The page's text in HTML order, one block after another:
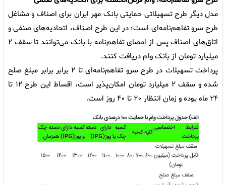
مدل دیگر طرح تسهیلاتی حمایتی بانک مهر ایران برای اصناف و مشاغل
طرح سرو تفاهم‌نامه‌ای است؛ در این طرح اصناف، اتحادیه‌های صنفی و
اتاق‌های اصناف پس از امضای تفاهم‌نامه با بانک می‌توانند تا سقف ۲
میلیارد تومان از بانک وام دریافت کنند.
پرداخت تسهیلات در طرح سرو تفاهم‌نامه‌ای تا ۲ برابر برابر مبلغ صلح
شده و سقف ۲ میلیارد تومان امکان‌پذیر است، اقساط این طرح ۱۲ تا
۲۴ ماه بوده و زمان انتظار ۲۰ تا ۴۰ روز است.